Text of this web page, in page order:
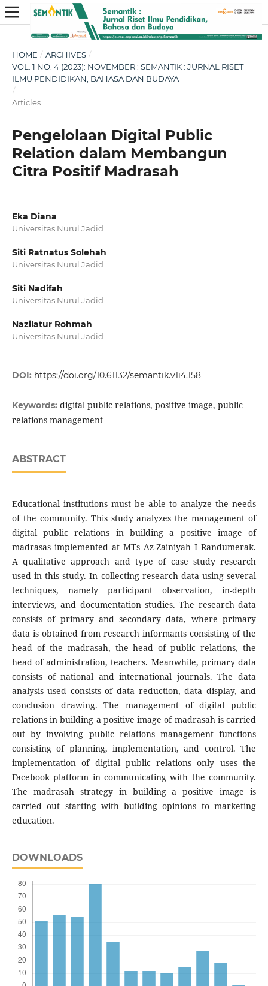
HOME / ARCHIVES /
VOL. 1 NO. 4 (2023): NOVEMBER : SEMANTIK : JURNAL RISET
ILMU PENDIDIKAN, BAHASA DAN BUDAYA
/
Articles
Pengelolaan Digital Public
Relation dalam Membangun
Citra Positif Madrasah
Eka Diana
Universitas Nurul Jadid
Siti Ratnatus Solehah
Universitas Nurul Jadid
Siti Nadifah
Universitas Nurul Jadid
Nazilatur Rohmah
Universitas Nurul Jadid
DOI: https://doi.org/10.61132/semantik.v1i4.158
Keywords: digital public relations, positive image, public
relations management
ABSTRACT
Educational institutions must be able to analyze the needs
of the community. This study analyzes the management of
digital public relations in building a positive image of
madrasas implemented at MTs Az-Zainiyah I Randumerak.
A qualitative approach and type of case study research
used in this study. In collecting research data using several
techniques, namely participant observation, in-depth
interviews, and documentation studies. The research data
consists of primary and secondary data, where primary
data is obtained from research informants consisting of the
head of the madrasah, the head of public relations, the
head of administration, teachers. Meanwhile, primary data
consists of national and international journals. The data
analysis used consists of data reduction, data display, and
conclusion drawing. The management of digital public
relations in building a positive image of madrasah is carried
out by involving public relations management functions
consisting of planning, implementation, and control. The
implementation of digital public relations only uses the
Facebook platform in communicating with the community.
The madrasah strategy in building a positive image is
carried out starting with building opinions to marketing
education.
DOWNLOADS